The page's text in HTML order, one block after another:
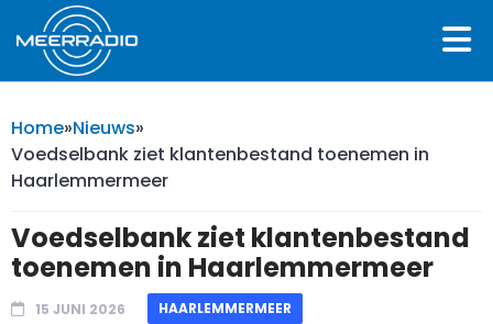
Home»Nieuws»
Voedselbank ziet klantenbestand toenemen in
Haarlemmermeer
Voedselbank ziet klantenbestand
toenemen in Haarlemmermeer
15 JUNI 2026 HAARLEMMERMEER